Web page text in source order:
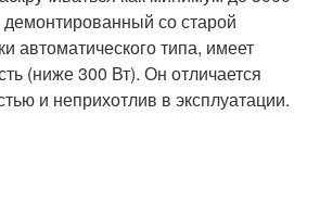
со старой
автоматического типа, имеет
(ниже 300 Вт). Он отличается
и неприхотлив в эксплуатации.